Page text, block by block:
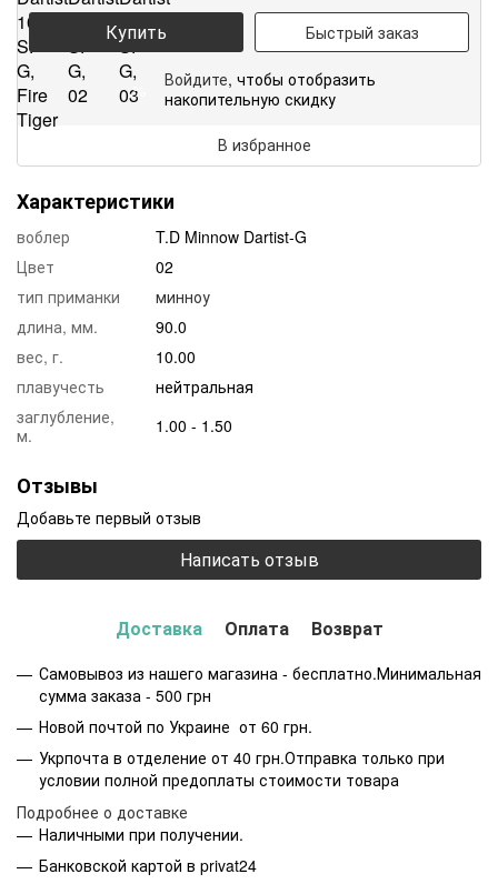
Купить Быстрый заказ
% Войдите, чтобы отобразить
накопительную скидку
В избранное
Характеристики
воблер
T.D Minnow Dartist-G
Цвет
02
тип приманки
минноу
длина, мм.
90.0
вес, г.
10.00
плавучесть
нейтральная
заглубление,
м.
1.00 - 1.50
Отзывы
Добавьте первый отзыв
Написать отзыв
Доставка Оплата Возврат
Самовывоз из нашего магазина - бесплатно.Минимальная
сумма заказа - 500 грн
Новой почтой по Украине от 60 грн.
Укрпочта в отделение от 40 грн.Отправка только при
условии полной предоплаты стоимости товара
Подробнее о доставке
Наличными при получении.
Банковской картой в privat24